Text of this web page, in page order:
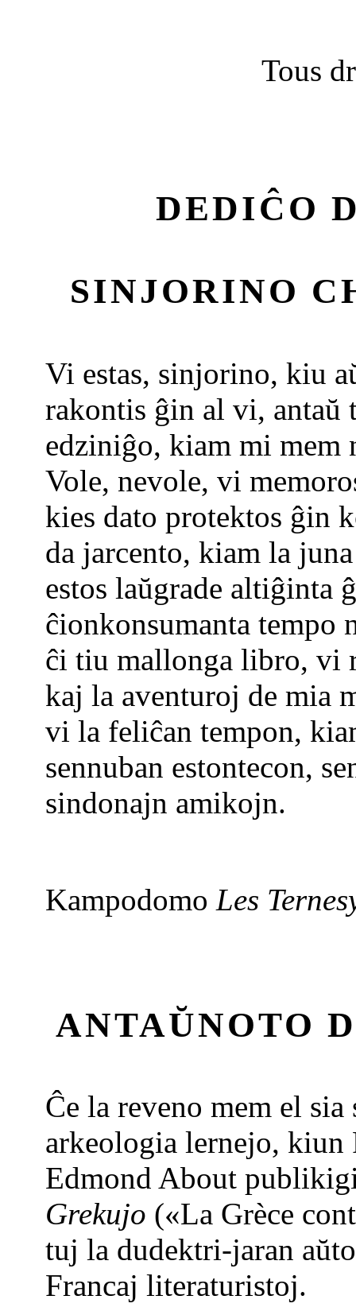
Tous
DEDIĈO
SINJORINO
Vi estas, sinjorino, kiu
rakontis ĝin al vi,
edziniĝo, kiam mi mem
Vole, nevole, vi
kies dato protektos ĝin
da jarcento, kiam la
estos laŭgrade altiĝinta
ĉionkonsumanta tempo
ĉi tiu mallonga libro, vi
kaj la aventuroj de mia
vi la feliĉan tempon,
sennuban estontecon,
sindonajn amikojn.
Kampodomo Les
ANTAŬNOTO
Ĉe la reveno mem el sia
arkeologia lernejo, kiun
Edmond About
Grekujo («La Grèce
tuj la dudektri-jaran
Francaj literaturistoj.